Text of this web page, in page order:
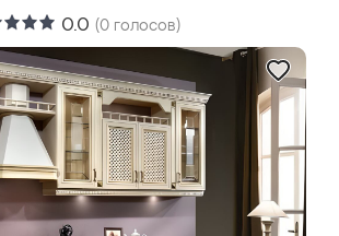
0.0 (0 голосов)